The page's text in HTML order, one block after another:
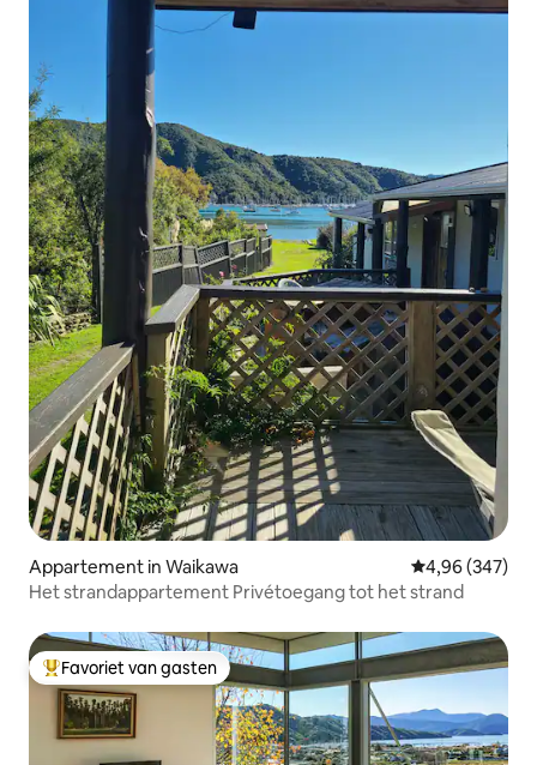
Appartement in Waikawa Gemiddelde
4,96 (347)
Het strandappartement Privétoegang tot het strand
Topfavoriet van gasten
Favoriet van gasten